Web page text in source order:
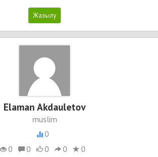
Elaman Akdauletov
muslim
0
0
0 0 0 0